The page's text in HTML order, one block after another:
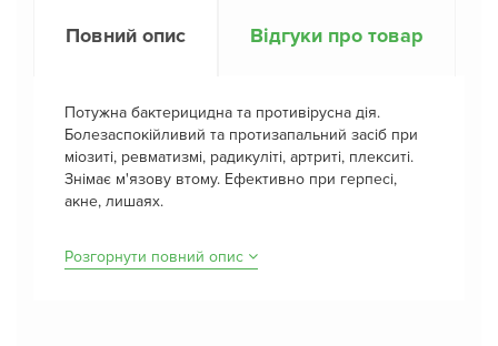
Повний опис Відгуки про товар
Потужна бактерицидна та противірусна дія.
Болезаспокійливий та протизапальний засіб при
міозиті, ревматизмі, радикуліті, артриті, плекситі.
Знімає м'язову втому. Ефективно при герпесі,
акне, лишаях.
Розгорнути повний опис